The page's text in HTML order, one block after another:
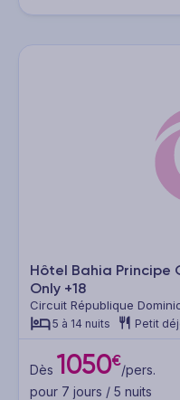
Hôtel Bahia Principe
Only +18
Circuit République
5 à 14 nuits Petit
Dès 1050€/pers.
pour 7 jours / 5 nuits